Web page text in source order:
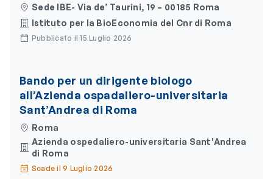
Sede IBE- Via de’ Taurini, 19 – 00185 Roma
Istituto per la BioEconomia del Cnr di Roma
Pubblicato il 15 Luglio 2026
Bando per un dirigente biologo
all’Azienda ospadaliero-universitaria
Sant’Andrea di Roma
Roma
Azienda ospedaliero-universitaria Sant'Andrea
di Roma
Scade il 9 Luglio 2026